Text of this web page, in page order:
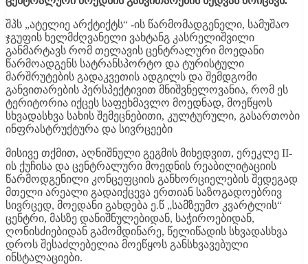
შპს „ატელიე არქტიქტს“ -ის წარმომადგენელი, სამუშაო
ჯგუფის ხელმძღვანელი ვახტანგ კასრელიშვილი
განმარტავს რომ თელავის ცენტრალური მოედანი
წარმოადგენს სატრანსპორტო და ტურისტული
მარშრუტების გადაკვეთის ადგილს და შემდგომი
განვითარების პერსპექტივით მნიშვნელოვანია, რომ ეს
ტერიტორია იქცეს საფეხმავლო მოედნად, მოეწყოს
სხვადასხვა სახის შემეცნებითი, კულტურული, გასართობი
ინფრასტრუქტურა და სივრცეები
მისივე თქმით, აღნიშნული გეგმის მიხედვით, ერეკლე II-
ის ქუჩისა და ცენტრალური მოედნის რეაბილიტაციის
წარმოდგენილი კონცეფციის განხორციელების შედეგად
მთელი არეალი გადაიქცევა ერთიან საზოგადოებრივ
სივრცედ, მოედანი გახდება ე.წ „სამზეუმო კვარტლის“
ცენტრი, მასზე დანიშნულებიდან, საჭიროებიდან,
ღონისძიებიდან გამომდინარე, წელიწადის სხვადასხვა
დროს შესაძლებელია მოეწყოს განსხვავებული
ინსტალაციები.